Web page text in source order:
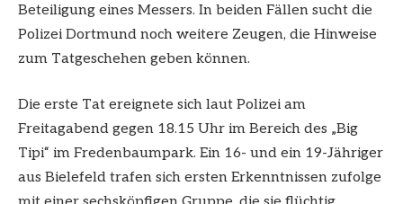
Beteiligung eines Messers. In beiden Fällen sucht die
Polizei Dortmund noch weitere Zeugen, die Hinweise
zum Tatgeschehen geben können.
Die erste Tat ereignete sich laut Polizei am
Freitagabend gegen 18.15 Uhr im Bereich des „Big
Tipi“ im Fredenbaumpark. Ein 16- und ein 19-Jähriger
aus Bielefeld trafen sich ersten Erkenntnissen zufolge